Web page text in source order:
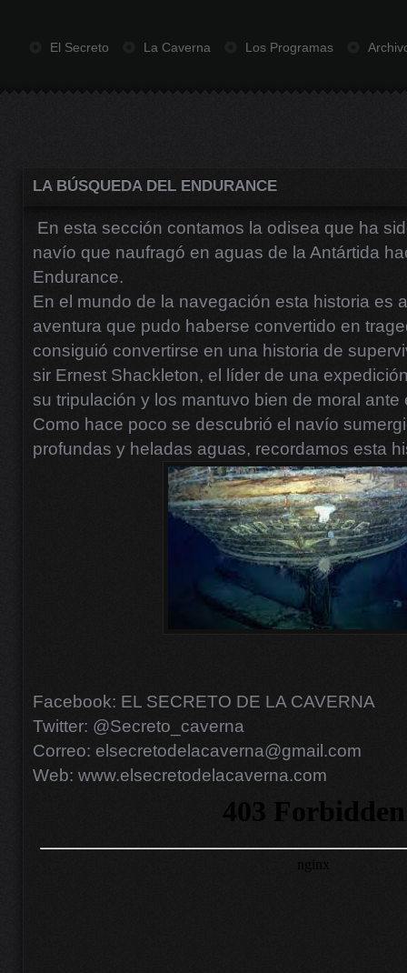
El Secreto La Caverna Los Programas
LA BÚSQUEDA DEL ENDURANCE
En esta sección contamos la odisea que ha
navío que naufragó en aguas de la Antártida
Endurance.
En el mundo de la navegación esta historia es
aventura que pudo haberse convertido en
consiguió convertirse en una historia de
sir Ernest Shackleton, el líder de una
su tripulación y los mantuvo bien de moral ante
Como hace poco se descubrió el navío
profundas y heladas aguas, recordamos esta
Facebook: EL SECRETO DE LA CAVERNA
Twitter: @Secreto_caverna
Correo: elsecretodelacaverna@gmail.com
Web: www.elsecretodelacaverna.com